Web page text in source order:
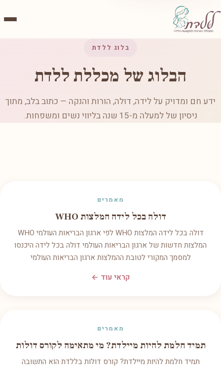
בלוג ללדת
הבלוג של מכללת ללדת
ידע חם ומדויק על לידה, דולה, הורות והנקה — כתוב בלב, מתוך
ניסיון של למעלה מ-15 שנה בליווי נשים ומשפחות.
מאמרים
דולה בכל לידה המלצות WHO
דולה בכל לידה המלצות WHO לפי ארגון הבריאות העולמי WHO
המלצות חדשות של ארגון הבריאות העולמי דולה בכל לידה היכנסו
למסמך המקורי לטובת ההמלצות ארגון הבריאות העולמי
קראי עוד ←
מאמרים
תמיד חלמת להיות מיילדת? מי מתאימה לקורס דולות
תמיד חלמת להיות מיילדת? קורס דולות בללדת הוא התשובה